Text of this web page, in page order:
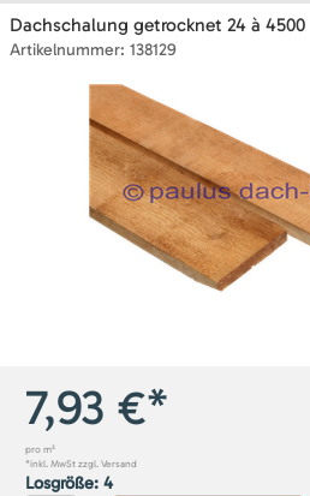
Dachschalung getrocknet 24 à 4500
Artikelnummer: 138129
7,93 €*
pro m²
*inkl. MwSt zzgl. Versand
Losgröße: 4